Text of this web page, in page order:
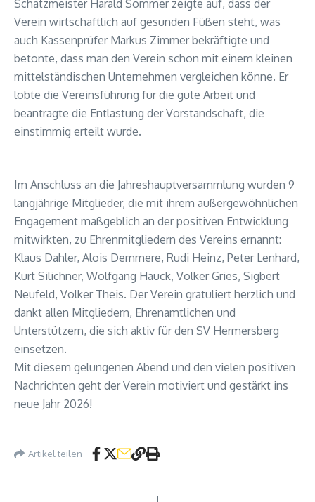
Schatzmeister Harald Sommer zeigte auf, dass der
Verein wirtschaftlich auf gesunden Füßen steht, was
auch Kassenprüfer Markus Zimmer bekräftigte und
betonte, dass man den Verein schon mit einem kleinen
mittelständischen Unternehmen vergleichen könne. Er
lobte die Vereinsführung für die gute Arbeit und
beantragte die Entlastung der Vorstandschaft, die
einstimmig erteilt wurde.
Im Anschluss an die Jahreshauptversammlung wurden 9
langjährige Mitglieder, die mit ihrem außergewöhnlichen
Engagement maßgeblich an der positiven Entwicklung
mitwirkten, zu Ehrenmitgliedern des Vereins ernannt:
Klaus Dahler, Alois Demmere, Rudi Heinz, Peter Lenhard,
Kurt Silichner, Wolfgang Hauck, Volker Gries, Sigbert
Neufeld, Volker Theis. Der Verein gratuliert herzlich und
dankt allen Mitgliedern, Ehrenamtlichen und
Unterstützern, die sich aktiv für den SV Hermersberg
einsetzen.
Mit diesem gelungenen Abend und den vielen positiven
Nachrichten geht der Verein motiviert und gestärkt ins
neue Jahr 2026!
Artikel teilen